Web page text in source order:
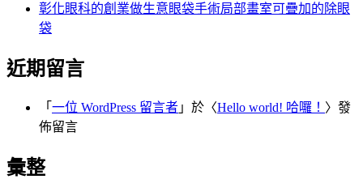
彰化眼科的創業做生意眼袋手術局部畫室可疊加的除眼
袋
近期留言
「 一位 WordPress 留言者 」於〈Hello world! 哈囉！ 〉發
佈留言
彙整